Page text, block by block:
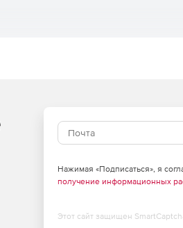
мониторинга конфигураций.
конфигурационных данных.
Нажимая «Подписаться», я
получение информационных
Этот сайт защищен